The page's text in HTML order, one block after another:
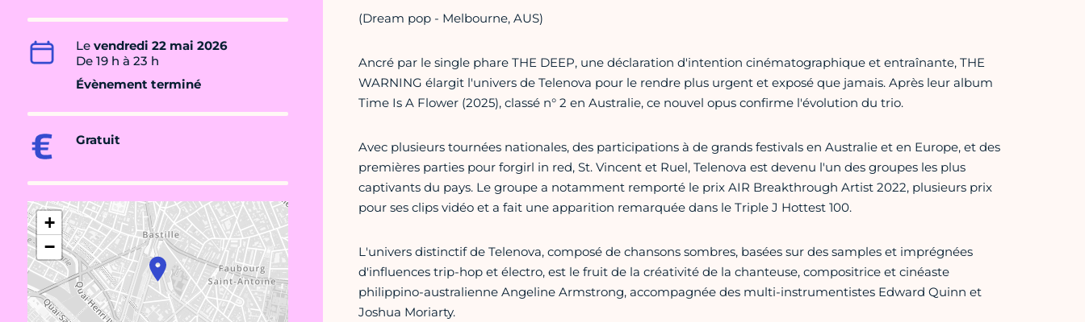
Le vendredi 22 mai 2026
De 19 h à 23 h
Évènement terminé
Gratuit
+
−
(Dream pop - Melbourne, AUS)
Ancré par le single phare THE DEEP, une déclaration d'intention cinématographique et entraînante, THE
WARNING élargit l'univers de Telenova pour le rendre plus urgent et exposé que jamais. Après leur album
Time Is A Flower (2025), classé n° 2 en Australie, ce nouvel opus confirme l'évolution du trio.
Avec plusieurs tournées nationales, des participations à de grands festivals en Australie et en Europe, et des
premières parties pour forgirl in red, St. Vincent et Ruel, Telenova est devenu l'un des groupes les plus
captivants du pays. Le groupe a notamment remporté le prix AIR Breakthrough Artist 2022, plusieurs prix
pour ses clips vidéo et a fait une apparition remarquée dans le Triple J Hottest 100.
L'univers distinctif de Telenova, composé de chansons sombres, basées sur des samples et imprégnées
d'influences trip-hop et électro, est le fruit de la créativité de la chanteuse, compositrice et cinéaste
philippino-australienne Angeline Armstrong, accompagnée des multi-instrumentistes Edward Quinn et
Joshua Moriarty.